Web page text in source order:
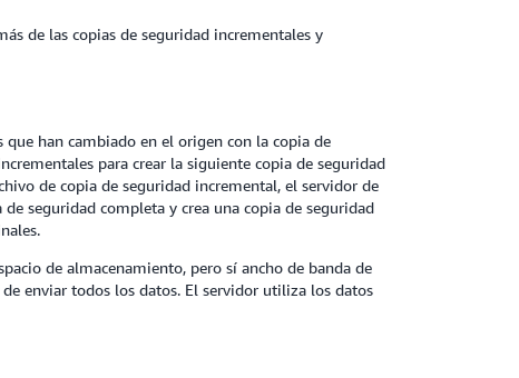
de las copias de seguridad incrementales y
han cambiado en el origen con la copia de
para crear la siguiente copia de seguridad
de copia de seguridad incremental, el servidor de
seguridad completa y crea una copia de seguridad
de almacenamiento, pero sí ancho de banda de
enviar todos los datos. El servidor utiliza los datos